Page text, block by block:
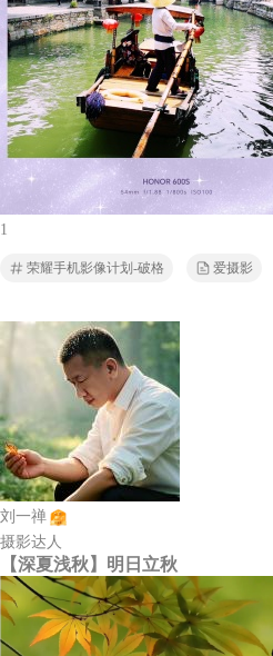
1
荣耀手机影像计划-破格 爱摄影
刘一禅
摄影达人
【深夏浅秋】明日立秋